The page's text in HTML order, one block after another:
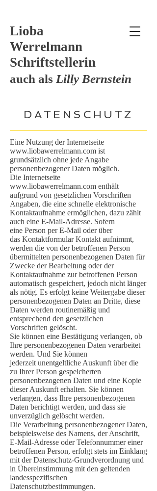
Lioba
Werrelmann
Schriftstellerin
auch als Lilly Bernstein
DATENSCHUTZ
Eine Nutzung der Internetseite
www.liobawerrelmann.com ist
grundsätzlich ohne jede Angabe
personenbezogener Daten möglich.
Die Internetseite
www.liobawerrelmann.com enthält
aufgrund von gesetzlichen Vorschriften
Angaben, die eine schnelle elektronische
Kontaktaufnahme ermöglichen, dazu zählt
auch eine E-Mail-Adresse. Sofern
eine Person per E-Mail oder über
das Kontaktformular Kontakt aufnimmt,
werden die von der betroffenen Person
übermittelten personenbezogenen Daten für
Zwecke der Bearbeitung oder der
Kontaktaufnahme zur betroffenen Person
automatisch gespeichert, jedoch nicht länger
als nötig. Es erfolgt keine Weitergabe dieser
personenbezogenen Daten an Dritte, diese
Daten werden routinemäßig und
entsprechend den gesetzlichen
Vorschriften gelöscht.
Sie können eine Bestätigung verlangen, ob
Ihre personenbezogenen Daten verarbeitet
werden. Und Sie können
jederzeit unentgeltliche Auskunft über die
zu Ihrer Person gespeicherten
personenbezogenen Daten und eine Kopie
dieser Auskunft erhalten. Sie können
verlangen, dass Ihre personenbezogenen
Daten berichtigt werden, und dass sie
unverzüglich gelöscht werden.
Die Verarbeitung personenbezogener Daten,
beispielsweise des Namens, der Anschrift,
E-Mail-Adresse oder Telefonnummer einer
betroffenen Person, erfolgt stets im Einklang
mit der Datenschutz-Grundverordnung und
in Übereinstimmung mit den geltenden
landesspezifischen
Datenschutzbestimmungen.